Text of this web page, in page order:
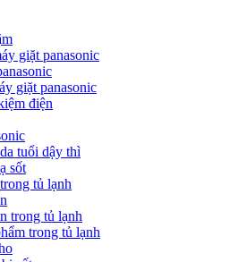
giặt panasonic
giặt panasonic
điện
tuổi dậy thì
sốt
tủ lạnh
trong tủ lạnh
trong tủ lạnh